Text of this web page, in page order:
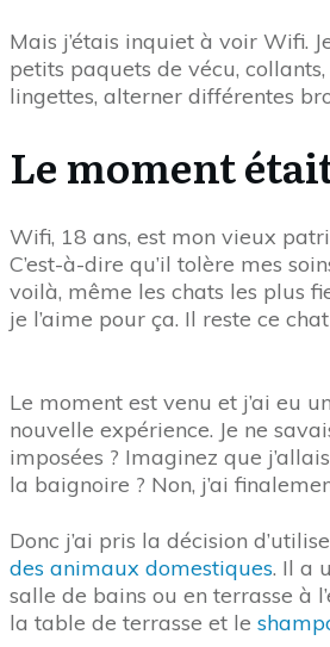
Mais j’étais inquiet à voir Wifi.
petits paquets de vécu,
lingettes, alterner différentes
Le moment
Wifi, 18 ans, est mon vieux
C’est-à-dire qu’il tolère mes
voilà, même les chats les plus
je l’aime pour ça. Il reste ce
Le moment est venu et j’ai eu
nouvelle expérience. Je ne
imposées ? Imaginez que
la baignoire ? Non, j’ai
Donc j’ai pris la décision
des animaux domestiques. Il a
salle de bains ou en terrasse à
la table de terrasse et le